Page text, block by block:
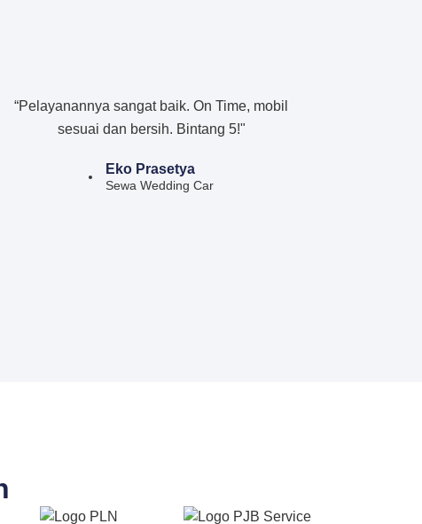
“Pelayanannya sangat baik. On Time, mobil
sesuai dan bersih. Bintang 5!"
Eko Prasetya
Sewa Wedding Car